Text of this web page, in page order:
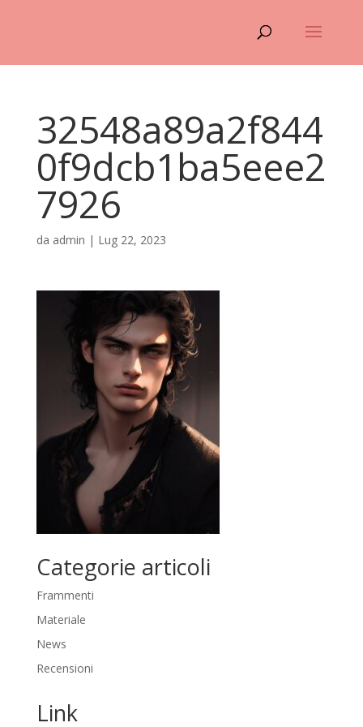
32548a89a2f844
0f9dcb1ba5eee2
7926
da admin | Lug 22, 2023
Categorie articoli
Frammenti
Materiale
News
Recensioni
Link